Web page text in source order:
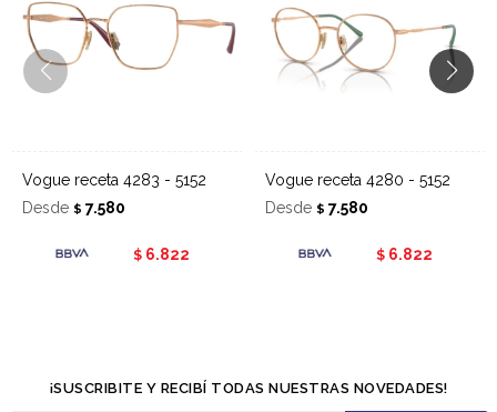
Vogue receta 4283 - 5152
Desde $ 7.580
$ 6.822
Vogue receta 4280 - 5152
Desde $ 7.580
$ 6.822
¡SUSCRIBITE Y RECIBÍ TODAS NUESTRAS NOVEDADES!